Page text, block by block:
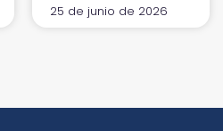
25 de junio de 2026